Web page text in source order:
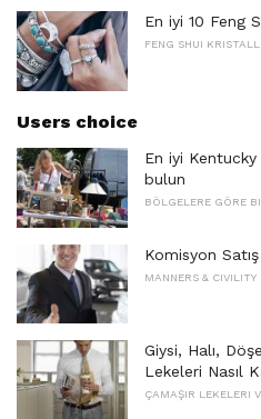
En iyi 10 Feng
FENG SHUI
Users choice
En iyi
bulun
BÖLGELERE GÖRE
Komisyon
MANNERS & CIVILITY
Giysi, Halı,
Lekeleri Nasıl
ÇAMAŞIR LEKELERI